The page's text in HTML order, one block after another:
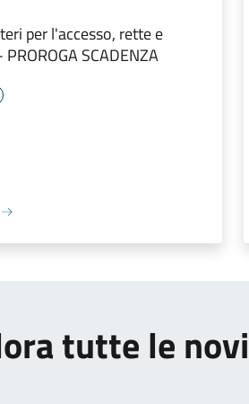
per l'accesso, rette e
SCADENZA
tutte le